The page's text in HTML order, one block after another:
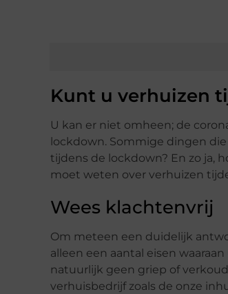
Kunt u verhuizen
U kan er niet omheen; de
lockdown. Sommige dingen
tijdens de lockdown? En zo ja,
moet weten over verhuizen
Wees klachtenvrij
Om meteen een duidelijk
alleen een aantal eisen
natuurlijk geen griep of
verhuisbedrijf zoals de onze